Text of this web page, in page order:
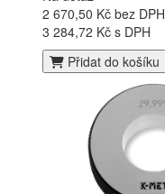
2 670,50 Kč bez DPH
3 284,72 Kč s DPH
Přidat do košíku